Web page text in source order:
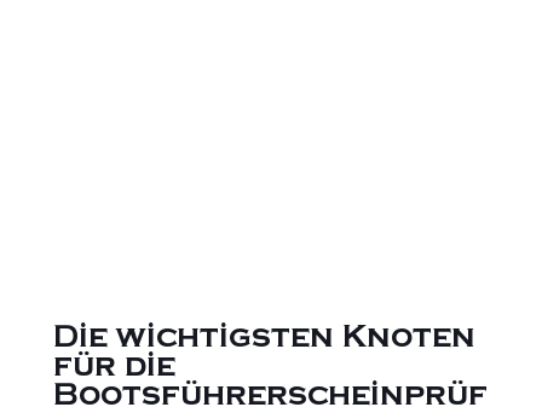
Die wichtigsten Knoten
für die
Bootsführerscheinprüf